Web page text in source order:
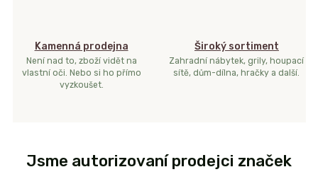
Kamenná prodejna
Není nad to, zboží vidět na
vlastní oči. Nebo si ho přímo
vyzkoušet.
Široký sortiment
Zahradní nábytek, grily, houpací
sítě, dům-dílna, hračky a další.
Jsme autorizovaní prodejci značek